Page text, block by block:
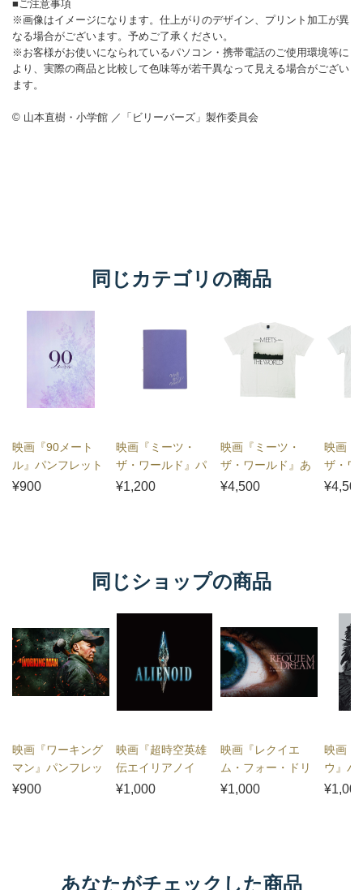
同じカテゴリの商品
映画『90メート
ル』パンフレット
¥900
映画『ミーツ・
ザ・ワールド』パ
ンフレット
¥1,200
映画『ミーツ・
ザ・ワールド』あ
の街の空Tシャツ
¥4,500
映画『
ザ・ワ
の街の
同じショップの商品
映画『ワーキング
マン』パンフレッ
ト
¥900
映画『超時空英雄
伝エイリアノイ
ド』パンフレット
¥1,000
映画『レクイエ
ム・フォー・ドリ
ーム 4Kリマスタ
¥1,000
映画『
ウ』パ
あなたがチェックした商品